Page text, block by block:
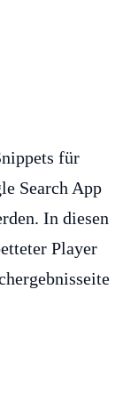
für
Search App
In diesen
Player